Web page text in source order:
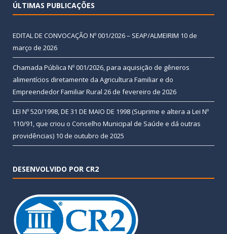
ÚLTIMAS PUBLICAÇÕES
EDITAL DE CONVOCAÇÃO Nº 001/2026 – SEAP/ALMEIRIM 10 de
março de 2026
Chamada Pública Nº 001/2026, para aquisição de gêneros
alimentícios diretamente da Agricultura Familiar e do
Empreendedor Familiar Rural 26 de fevereiro de 2026
LEI Nº 520/1998, DE 31 DE MAIO DE 1998 (Suprime e altera a Lei Nº
110/91, que criou o Conselho Municipal de Saúde e dá outras
providências) 10 de outubro de 2025
DESENVOLVIDO POR CR2